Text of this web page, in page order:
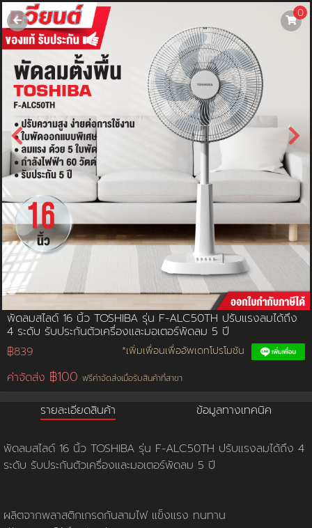
0
พัดลมสไลด์ 16 นิ้ว TOSHIBA รุ่น F-ALC50TH ปรับแรงลมได้ถึง
4 ระดับ รับประกันตัวเครื่องและมอเตอร์พัดลม 5 ปี
฿839
*เพิ่มเพื่อนเพื่ออัพเดทโปรโมชัน
ค่าจัดส่ง ฿100 ฟรีค่าจัดส่งเมื่อรับสินค้าที่สาขา
รายละเอียดสินค้า ข้อมูลทางเทคนิค
username
password
LOGIN
สมัครสมาชิค ลืมรหัสผ่าน?
การซื้อของฉัน
🔥โปรโมชัน🔥
แคตตาล็อค
การชำระเงิน
ขั้นตอนการสั่งซื้อ
คณะกรรมการบริหาร
การคืนเงินและคืนสินค้า